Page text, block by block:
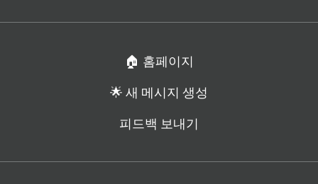
🏠 홈페이지
🌟 새 메시지 생성
피드백 보내기